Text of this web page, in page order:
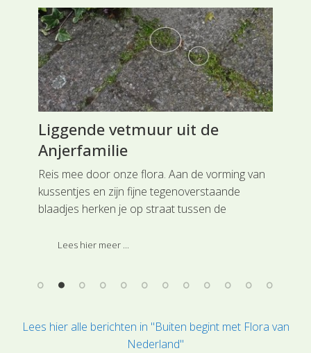
Liggende vetmuur uit de
Anjerfamilie
Reis mee door onze flora. Aan de vorming van
kussentjes en zijn fijne tegenoverstaande
blaadjes herken je op straat tussen de
Anjerfamilie. Deze soort is ingedeeld bij de
Lees hier meer ...
Lees hier alle berichten in "Buiten begint met Flora van
Nederland"